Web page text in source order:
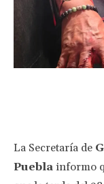
La Secretaría de
Puebla informo